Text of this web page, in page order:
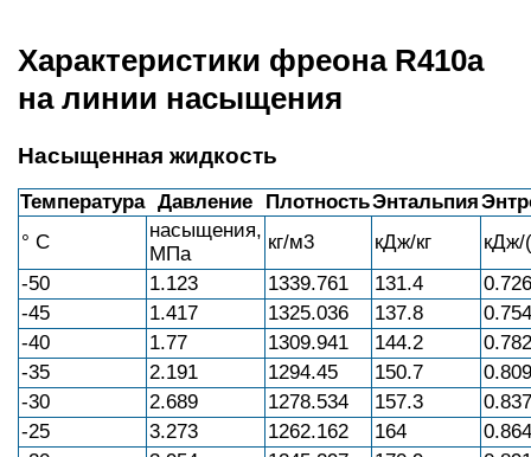
Характеристики фреона R410a
на линии насыщения
Насыщенная жидкость
Температура Давление ПлотностьЭнтальпия
° С
насыщения,
МПа
кг/м3 кДж/кг
кДж/
-50
1.123 1339.761 131.4
0.726
-45
1.417 1325.036 137.8
0.754
-40
1.77 1309.941 144.2
0.782
-35
2.191 1294.45 150.7
0.809
-30
2.689 1278.534 157.3
0.837
-25
3.273 1262.162 164
0.864